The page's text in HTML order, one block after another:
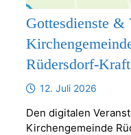
Gottesdienste &
Rüdersdorf-
12. Juli 2026
Den digitalen
Kirchengemeinde